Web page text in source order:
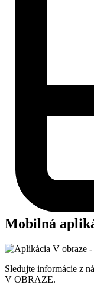
Mobilná
Sledujte informácie z
V OBRAZE.